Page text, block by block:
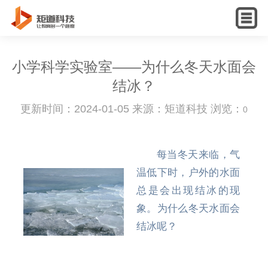
English
小学科学实验室——为什么冬天水面会
结冰？
更新时间：2024-01-05 来源：矩道科技 浏览： 0
每当冬天来临，气
温低下时，户外的水面
总是会出现结冰的现
象。 为什么冬天水面会
结冰呢？